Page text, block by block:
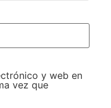
y web en
vez que